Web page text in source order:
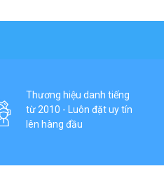
Thương hiệu danh tiếng
từ 2010 - Luôn đặt uy tín
lên hàng đầu